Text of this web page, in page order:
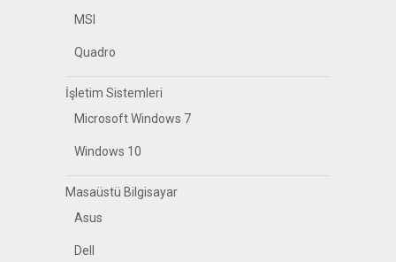
MSI
Quadro
İşletim Sistemleri
Microsoft Windows 7
Windows 10
Masaüstü Bilgisayar
Asus
Dell